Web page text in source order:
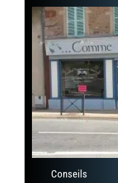
Conseils